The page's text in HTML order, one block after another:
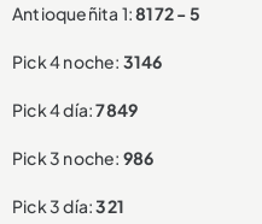
Antioqueñita 1:8172 - 5
Pick 4 noche: 3146
Pick 4 día:7849
Pick 3 noche: 986
Pick 3 día:321